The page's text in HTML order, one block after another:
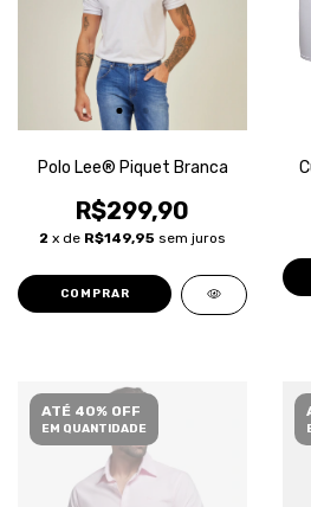
Polo Lee® Piquet Branca
R$299,90
2 x de R$149,95 sem juros
COMPRAR
ATÉ 40% OFF
EM QUANTIDADE